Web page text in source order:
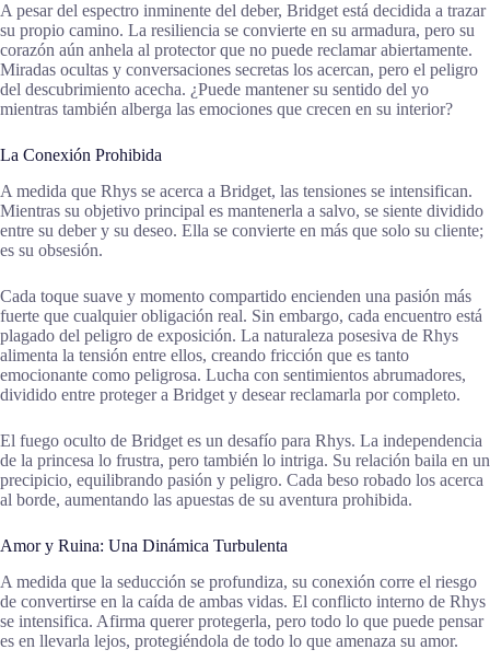
A pesar del espectro inminente del deber, Bridget está decidida a trazar
su propio camino. La resiliencia se convierte en su armadura, pero su
corazón aún anhela al protector que no puede reclamar abiertamente.
Miradas ocultas y conversaciones secretas los acercan, pero el peligro
del descubrimiento acecha. ¿Puede mantener su sentido del yo
mientras también alberga las emociones que crecen en su interior?
La Conexión Prohibida
A medida que Rhys se acerca a Bridget, las tensiones se intensifican.
Mientras su objetivo principal es mantenerla a salvo, se siente dividido
entre su deber y su deseo. Ella se convierte en más que solo su cliente;
es su obsesión.
Cada toque suave y momento compartido encienden una pasión más
fuerte que cualquier obligación real. Sin embargo, cada encuentro está
plagado del peligro de exposición. La naturaleza posesiva de Rhys
alimenta la tensión entre ellos, creando fricción que es tanto
emocionante como peligrosa. Lucha con sentimientos abrumadores,
dividido entre proteger a Bridget y desear reclamarla por completo.
El fuego oculto de Bridget es un desafío para Rhys. La independencia
de la princesa lo frustra, pero también lo intriga. Su relación baila en un
precipicio, equilibrando pasión y peligro. Cada beso robado los acerca
al borde, aumentando las apuestas de su aventura prohibida.
Amor y Ruina: Una Dinámica Turbulenta
A medida que la seducción se profundiza, su conexión corre el riesgo
de convertirse en la caída de ambas vidas. El conflicto interno de Rhys
se intensifica. Afirma querer protegerla, pero todo lo que puede pensar
es en llevarla lejos, protegiéndola de todo lo que amenaza su amor.